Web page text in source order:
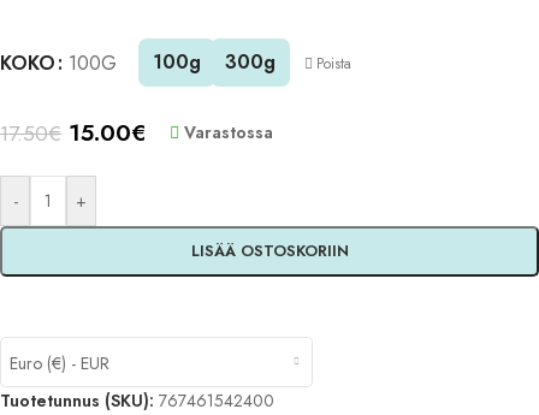
KOKO 100G 100g 300g Poista
17.50€ 15.00€ Varastossa
- +
LISÄÄ OSTOSKORIIN
Alternative:
Euro (€) - EUR
Tuotetunnus (SKU): 767461542400